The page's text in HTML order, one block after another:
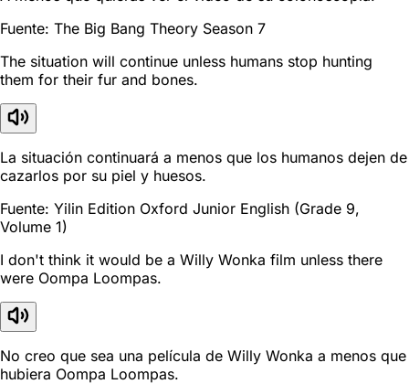
Fuente: The Big Bang Theory Season 7
The situation will continue unless humans stop hunting
them for their fur and bones.
La situación continuará a menos que los humanos dejen de
cazarlos por su piel y huesos.
Fuente: Yilin Edition Oxford Junior English (Grade 9,
Volume 1)
I don't think it would be a Willy Wonka film unless there
were Oompa Loompas.
No creo que sea una película de Willy Wonka a menos que
hubiera Oompa Loompas.